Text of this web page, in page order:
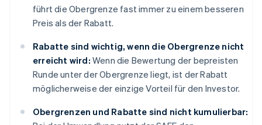
führt die Obergrenze fast immer zu einem besseren
Preis als der Rabatt.
Rabatte sind wichtig, wenn die Obergrenze nicht
erreicht wird: Wenn die Bewertung der bepreisten
Runde unter der Obergrenze liegt, ist der Rabatt
möglicherweise der einzige Vorteil für den Investor.
Obergrenzen und Rabatte sind nicht kumulierbar: